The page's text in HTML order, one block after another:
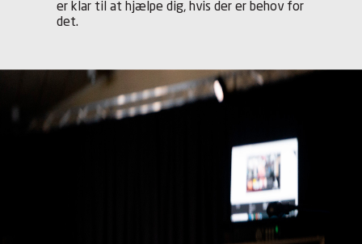
er klar til at hjælpe dig, hvis der er behov for
det.